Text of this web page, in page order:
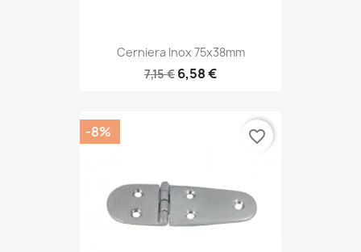
Cerniera Inox 75x38mm
7,15 € 6,58 €
-8% favorite_border